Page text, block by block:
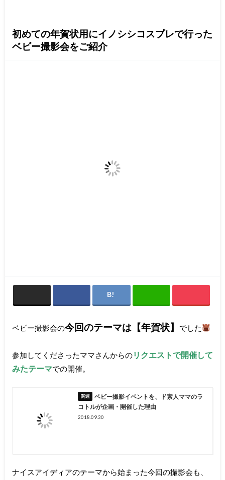
初めての年賀状用にイノシシコスプレで行った
ベビー撮影会をご紹介
ベビー撮影会の今回のテーマは【年賀状】 でした
参加してくださったママさんからのリクエストで開催して
みたテーマでの開催。
ベビー撮影イベントを、ド素人ママのラ
コトルが企画・開催した理由
2018.09.30
ナイスアイディアのテーマから始まった今回の撮影会も、